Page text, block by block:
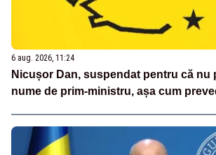
6 aug. 2026, 11:24
Nicușor Dan, suspendat pentru că nu
nume de prim-ministru, așa cum